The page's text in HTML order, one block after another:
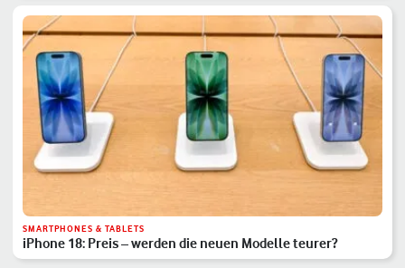
SMARTPHONES & TABLETS
iPhone 18: Preis – werden die neuen Modelle teurer?